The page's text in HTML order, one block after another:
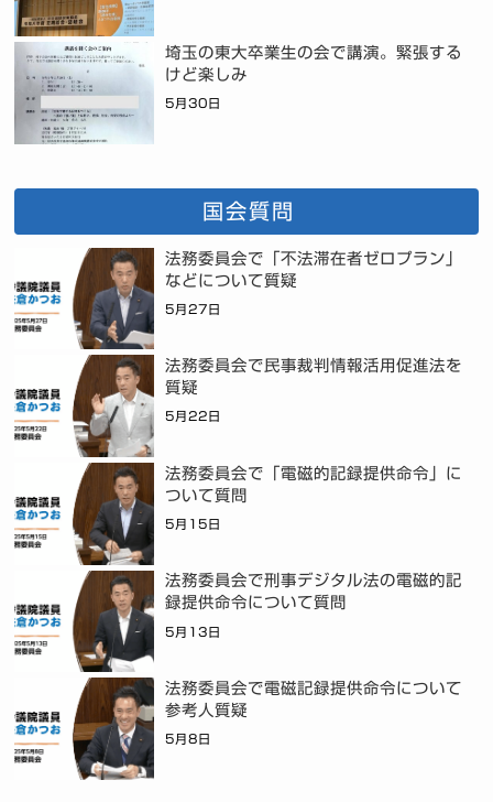
埼玉の東大卒業生の会で講演。緊張する
けど楽しみ
5月30日
国会質問
法務委員会で「不法滞在者ゼロプラン」
などについて質疑
5月27日
法務委員会で民事裁判情報活用促進法を
質疑
5月22日
法務委員会で「電磁的記録提供命令」に
ついて質問
5月15日
法務委員会で刑事デジタル法の電磁的記
録提供命令について質問
5月13日
法務委員会で電磁記録提供命令について
参考人質疑
5月8日